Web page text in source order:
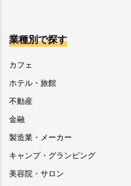
業種別で探す
カフェ
ホテル・旅館
不動産
金融
製造業・メーカー
キャンプ・グランピング
美容院・サロン